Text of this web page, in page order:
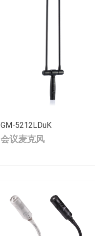
GM-5212LDuK
会议麦克风